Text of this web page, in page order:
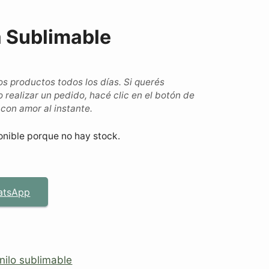
productos todos los días. Si querés
un pedido, hacé clic en el botón de
amor al instante.
porque no hay stock.
sublimable